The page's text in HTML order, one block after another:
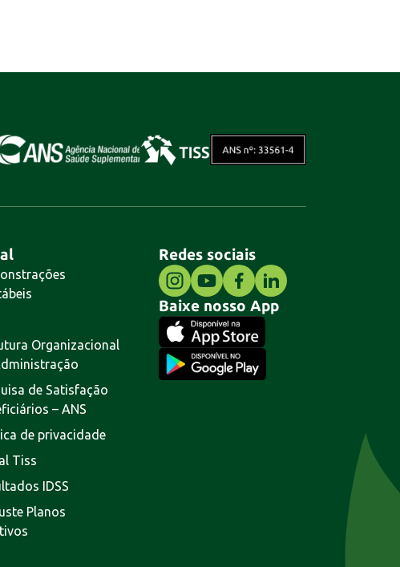
Organizacional
de Satisfação
– ANS
de privacidade
Tiss
IDSS
Planos
Redes sociais
Baixe nosso App